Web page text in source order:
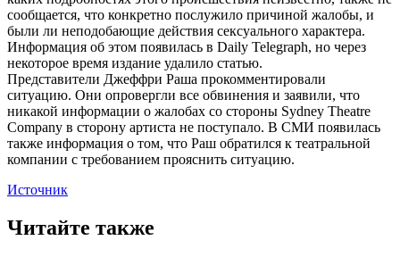
сообщается, что конкретно послужило причиной жалобы, и
были ли неподобающие действия сексуального характера.
Информация об этом появилась в Daily Telegraph, но через
некоторое время издание удалило статью.
Представители Джеффри Раша прокомментировали
ситуацию. Они опровергли все обвинения и заявили, что
никакой информации о жалобах со стороны Sydney Theatre
Company в сторону артиста не поступало. В СМИ появилась
также информация о том, что Раш обратился к театральной
компании с требованием прояснить ситуацию.
Источник
Читайте также